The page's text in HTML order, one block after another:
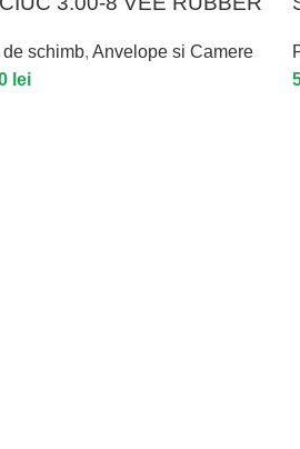
de schimb, Anvelope si Camere
lei